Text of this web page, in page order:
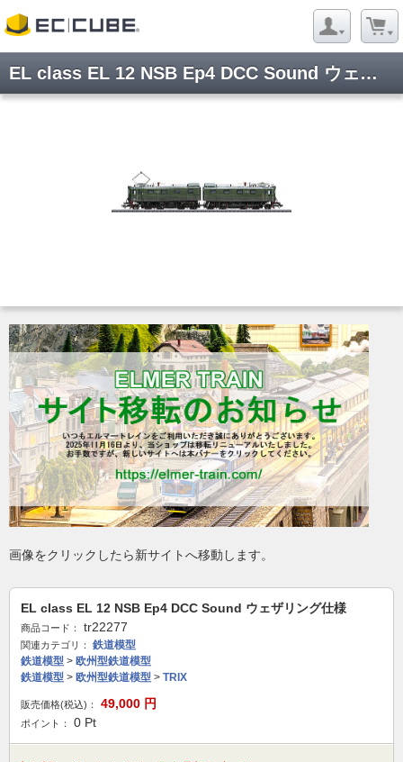
EL class EL 12 NSB Ep4 DCC Sound ウェザリング仕様
画像をクリックしたら新サイトへ移動します。
EL class EL 12 NSB Ep4 DCC Sound ウェザリング仕様
商品コード： tr22277
関連カテゴリ：
鉄道模型
鉄道模型 > 欧州型鉄道模型
鉄道模型 > 欧州型鉄道模型 > TRIX
販売価格(税込)： 49,000 円
ポイント： 0 Pt